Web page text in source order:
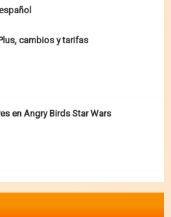
cambios y tarifas
en Angry Birds Star Wars